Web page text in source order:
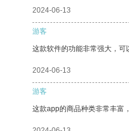
2024-06-13
游客
这款软件的功能非常强大，可
2024-06-13
游客
这款app的商品种类非常丰富